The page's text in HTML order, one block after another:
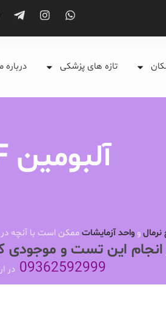
تازه های پزشکی درباره
آلبومین CSF
نرمالوواحد آزمایشاتممکن است با آنچه در
انجام این تست و موجودی
09362592999 در